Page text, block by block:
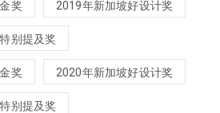
奖 2019年新加坡好设计奖
别提及奖
奖 2020年新加坡好设计奖
别提及奖